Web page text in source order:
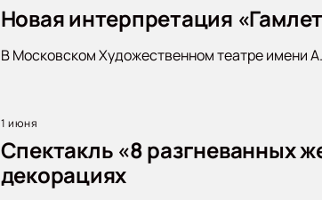
Новая интерпретация
В Московском Художественном театре имени
1 июня
Спектакль «8 разгневанных
декорациях